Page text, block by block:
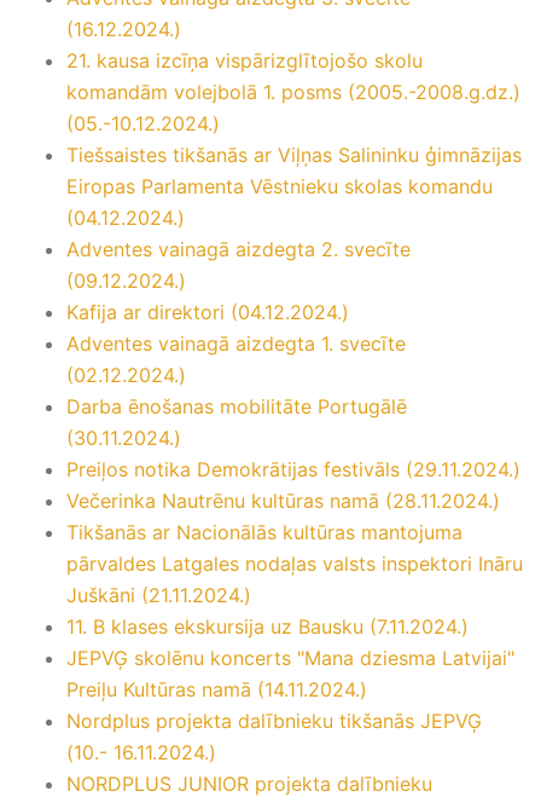
(16.12.2024.)
21. kausa izcīņa vispārizglītojošo skolu
komandām volejbolā 1. posms (2005.-2008.g.dz.)
(05.-10.12.2024.)
Tiešsaistes tikšanās ar Viļņas Salininku ģimnāzijas
Eiropas Parlamenta Vēstnieku skolas komandu
(04.12.2024.)
Adventes vainagā aizdegta 2. svecīte
(09.12.2024.)
Kafija ar direktori (04.12.2024.)
Adventes vainagā aizdegta 1. svecīte
(02.12.2024.)
Darba ēnošanas mobilitāte Portugālē
(30.11.2024.)
Preiļos notika Demokrātijas festivāls (29.11.2024.)
Večerinka Nautrēnu kultūras namā (28.11.2024.)
Tikšanās ar Nacionālās kultūras mantojuma
pārvaldes Latgales nodaļas valsts inspektori Ināru
Juškāni (21.11.2024.)
11. B klases ekskursija uz Bausku (7.11.2024.)
JEPVĢ skolēnu koncerts "Mana dziesma Latvijai"
Preiļu Kultūras namā (14.11.2024.)
Nordplus projekta dalībnieku tikšanās JEPVĢ
(10.- 16.11.2024.)
NORDPLUS JUNIOR projekta dalībnieku